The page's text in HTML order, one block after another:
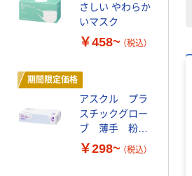
さしい やわらか
いマスク
￥458~ （税込）
期間限定価格
アスクル プラ
スチックグロー
ブ 薄手 粉な
し（パウダーフ
￥298~ （税込）